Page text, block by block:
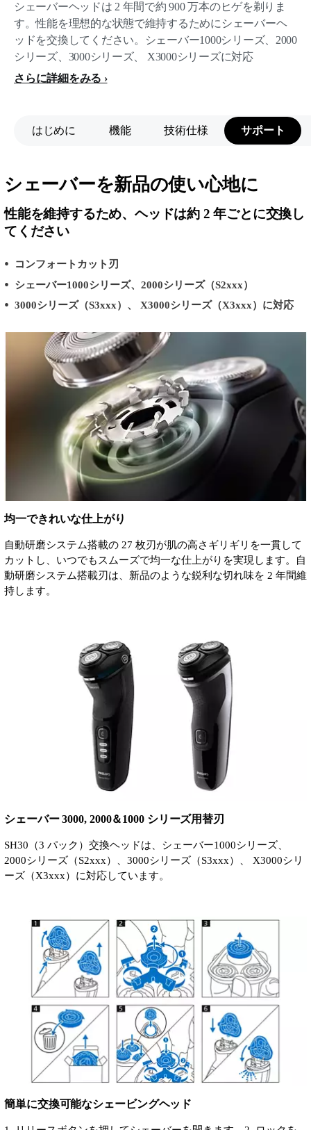
シェーバーヘッドは 2 年間で約 900 万本のヒゲを剃りま
す。性能を理想的な状態で維持するためにシェーバーヘ
ッドを交換してください。シェーバー1000シリーズ、2000
シリーズ、3000シリーズ、 X3000シリーズに対応
さらに詳細をみる
はじめに 機能 技術仕様 サポート
シェーバーを新品の使い心地に
性能を維持するため、ヘッドは約 2 年ごとに交換し
てください
コンフォートカット刃
シェーバー1000シリーズ、2000シリーズ（S2xxx）
3000シリーズ（S3xxx）、 X3000シリーズ（X3xxx）に対応
均一できれいな仕上がり
自動研磨システム搭載の 27 枚刃が肌の高さギリギリを一貫して
カットし、いつでもスムーズで均一な仕上がりを実現します。自
動研磨システム搭載刃は、新品のような鋭利な切れ味を 2 年間維
持します。
シェーバー 3000, 2000＆1000 シリーズ用替刃
SH30（3 パック）交換ヘッドは、シェーバー1000シリーズ、
2000シリーズ（S2xxx）、3000シリーズ（S3xxx）、 X3000シリ
ーズ（X3xxx）に対応しています。
簡単に交換可能なシェービングヘッド